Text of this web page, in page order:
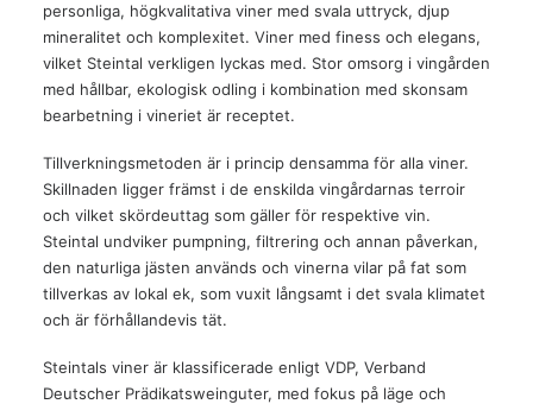
personliga, högkvalitativa viner med svala uttryck, djup
mineralitet och komplexitet. Viner med finess och elegans,
vilket Steintal verkligen lyckas med. Stor omsorg i vingården
med hållbar, ekologisk odling i kombination med skonsam
bearbetning i vineriet är receptet.
Tillverkningsmetoden är i princip densamma för alla viner.
Skillnaden ligger främst i de enskilda vingårdarnas terroir
och vilket skördeuttag som gäller för respektive vin.
Steintal undviker pumpning, filtrering och annan påverkan,
den naturliga jästen används och vinerna vilar på fat som
tillverkas av lokal ek, som vuxit långsamt i det svala klimatet
och är förhållandevis tät.
Steintals viner är klassificerade enligt VDP, Verband
Deutscher Prädikatsweinguter, med fokus på läge och